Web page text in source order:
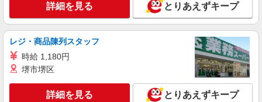
詳細を見る とりあえずキープ
レジ・商品陳列スタッフ
時給 1,180円
堺市堺区
詳細を見る とりあえずキープ